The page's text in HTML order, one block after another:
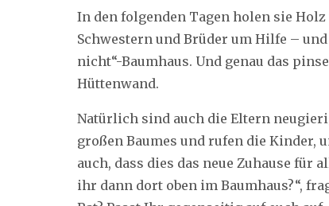
In den folgenden Tagen holen sie
Schwestern und Brüder um Hilfe –
nicht“-Baumhaus. Und genau das
Hüttenwand.
Natürlich sind auch die Eltern
großen Baumes und rufen die Kinder,
auch, dass dies das neue Zuhause für
ihr dann dort oben im Baumhaus?“,